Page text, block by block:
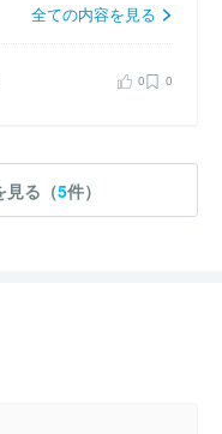
全ての内容を見る
0 0
見る（5件）